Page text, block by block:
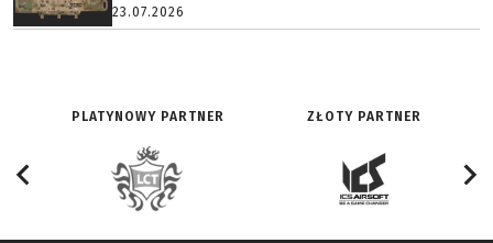
23.07.2026
PLATYNOWY PARTNER ZŁOTY PARTNER